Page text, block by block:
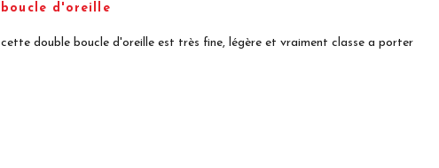
boucle d'oreille
cette double boucle d'oreille est très fine, légère et vraiment classe a porter